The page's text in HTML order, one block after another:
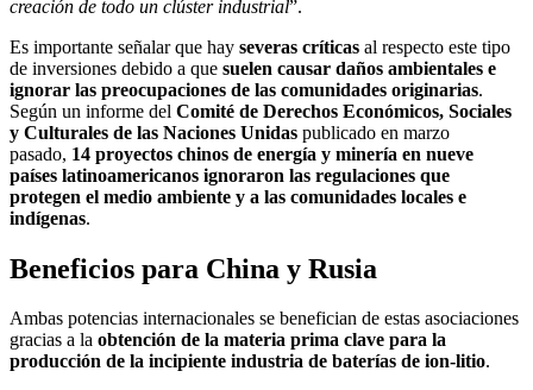
creación de todo un clúster industrial”.
Es importante señalar que hay severas críticas al respecto este tipo
de inversiones debido a que suelen causar daños ambientales e
ignorar las preocupaciones de las comunidades originarias.
Según un informe del Comité de Derechos Económicos, Sociales
y Culturales de las Naciones Unidas publicado en marzo
pasado, 14 proyectos chinos de energía y minería en nueve
países latinoamericanos ignoraron las regulaciones que
protegen el medio ambiente y a las comunidades locales e
indígenas.
Beneficios para China y Rusia
Ambas potencias internacionales se benefician de estas asociaciones
gracias a la obtención de la materia prima clave para la
producción de la incipiente industria de baterías de ion-litio.